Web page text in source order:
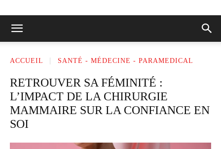
ACCUEIL SANTÉ - MÉDECINE - PARAMEDICAL
RETROUVER SA FÉMINITÉ :
L’IMPACT DE LA CHIRURGIE
MAMMAIRE SUR LA CONFIANCE EN
SOI